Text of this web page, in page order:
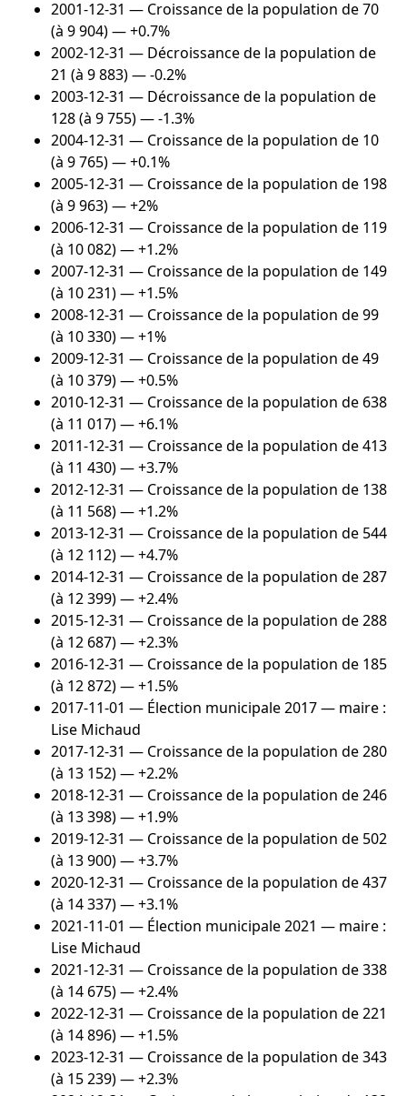
2001-12-31 — Croissance de la population de 70
(à 9 904) — +0.7%
2002-12-31 — Décroissance de la population de
21 (à 9 883) — -0.2%
2003-12-31 — Décroissance de la population de
128 (à 9 755) — -1.3%
2004-12-31 — Croissance de la population de 10
(à 9 765) — +0.1%
2005-12-31 — Croissance de la population de 198
(à 9 963) — +2%
2006-12-31 — Croissance de la population de 119
(à 10 082) — +1.2%
2007-12-31 — Croissance de la population de 149
(à 10 231) — +1.5%
2008-12-31 — Croissance de la population de 99
(à 10 330) — +1%
2009-12-31 — Croissance de la population de 49
(à 10 379) — +0.5%
2010-12-31 — Croissance de la population de 638
(à 11 017) — +6.1%
2011-12-31 — Croissance de la population de 413
(à 11 430) — +3.7%
2012-12-31 — Croissance de la population de 138
(à 11 568) — +1.2%
2013-12-31 — Croissance de la population de 544
(à 12 112) — +4.7%
2014-12-31 — Croissance de la population de 287
(à 12 399) — +2.4%
2015-12-31 — Croissance de la population de 288
(à 12 687) — +2.3%
2016-12-31 — Croissance de la population de 185
(à 12 872) — +1.5%
2017-11-01 — Élection municipale 2017 — maire :
Lise Michaud
2017-12-31 — Croissance de la population de 280
(à 13 152) — +2.2%
2018-12-31 — Croissance de la population de 246
(à 13 398) — +1.9%
2019-12-31 — Croissance de la population de 502
(à 13 900) — +3.7%
2020-12-31 — Croissance de la population de 437
(à 14 337) — +3.1%
2021-11-01 — Élection municipale 2021 — maire :
Lise Michaud
2021-12-31 — Croissance de la population de 338
(à 14 675) — +2.4%
2022-12-31 — Croissance de la population de 221
(à 14 896) — +1.5%
2023-12-31 — Croissance de la population de 343
(à 15 239) — +2.3%